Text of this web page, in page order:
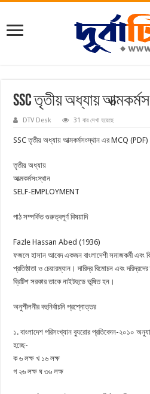
SSC তৃতীয় অধ্যায়
DTV Desk 31 বার দেখা হয়েছে
SSC তৃতীয় অধ্যায় আত্মকর্মসংস্থান এর MCQ (PDF)
তৃতীয় অধ্যায়
আত্মকর্মসংস্থান
SELF-EMPLOYMENT
পাঠ সম্পর্কিত গুরুত্বপূর্ণ বিষয়াদি
Fazle Hassan Abed (1936)
ফজলে হাসান আবেদ একজন বাংলাদেশী সমাজকর্মী এবং
প্রতিষ্ঠাতা ও চেয়ারম্যান। দারিদ্র বিমোচন এবং
ব্রিটিশ সরকার তাকে নাইটহুডে ভূষিত হন।
অনুশীলনীর বহুনির্বাচনি প্রশ্নোত্তর
১. বাংলাদেশ পরিসংখ্যান ব্যুরোর প্রতিবেদন-২০১০
হচ্ছে-
ক ৬ লক্ষ খ ১৬ লক্ষ
গ ২৬ লক্ষ ঘ ৩৬ লক্ষ